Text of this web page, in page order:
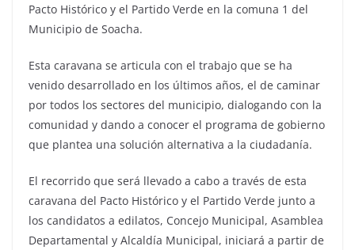
Pacto Histórico y el Partido Verde en la comuna 1 del
Municipio de Soacha.
Esta caravana se articula con el trabajo que se ha
venido desarrollado en los últimos años, el de caminar
por todos los sectores del municipio, dialogando con la
comunidad y dando a conocer el programa de gobierno
que plantea una solución alternativa a la ciudadanía.
El recorrido que será llevado a cabo a través de esta
caravana del Pacto Histórico y el Partido Verde junto a
los candidatos a edilatos, Concejo Municipal, Asamblea
Departamental y Alcaldía Municipal, iniciará a partir de